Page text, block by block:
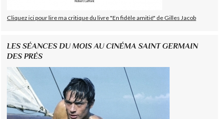
Cliquez ici pour lire ma critique du livre "En fidèle amitié" de Gilles Jacob
LES SÉANCES DU MOIS AU CINÉMA SAINT GERMAIN
DES PRÉS